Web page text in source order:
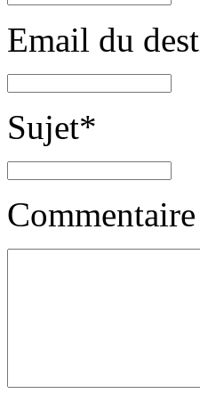
Email du
Sujet*